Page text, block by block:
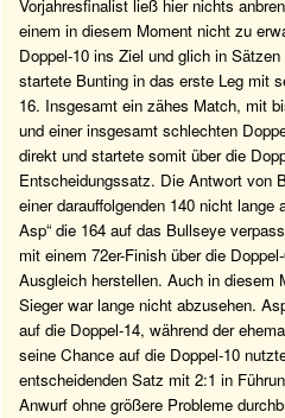
Vorjahresfinalist ließ hier nichts
einem in diesem Moment nicht zu
Doppel-10 ins Ziel und glich in
startete Bunting in das erste Leg mit
16. Insgesamt ein zähes Match, mit
und einer insgesamt schlechten
direkt und startete somit über die
Entscheidungssatz. Die Antwort von
einer darauffolgenden 140 nicht lange
Asp“ die 164 auf das Bullseye
mit einem 72er-Finish über die
Ausgleich herstellen. Auch in diesem
Sieger war lange nicht abzusehen.
auf die Doppel-14, während der
seine Chance auf die Doppel-10
entscheidenden Satz mit 2:1 in
Anwurf ohne größere Probleme